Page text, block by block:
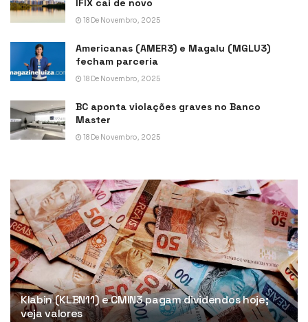
IFIX cai de novo
18 De Novembro, 2025
Americanas (AMER3) e Magalu (MGLU3)
fecham parceria
18 De Novembro, 2025
BC aponta violações graves no Banco
Master
18 De Novembro, 2025
Klabin (KLBN11) e CMIN3 pagam dividendos hoje;
veja valores